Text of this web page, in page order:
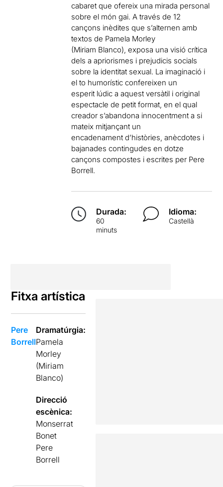
cabaret que ofereix una mirada personal
sobre el món gai. A través de 12
cançons inèdites que s’alternen amb
textos de Pamela Morley
(Miriam Blanco), exposa una visió crítica
dels a apriorismes i prejudicis socials
sobre la identitat sexual. La imaginació i
el to humorístic confereixen un
esperit lúdic a aquest versàtil i original
espectacle de petit format, en el qual
creador s’abandona innocentment a si
mateix mitjançant un
encadenament d’històries, anècdotes i
bajanades contingudes en dotze
cançons compostes i escrites per Pere
Borrell.
Durada:
60
minuts
Idioma:
Castellà
Fitxa artística
Pere
Borrell
Dramatúrgia:
Pamela
Morley
(Miriam
Blanco)
Direcció
escènica:
Monserrat
Bonet
Pere
Borrell